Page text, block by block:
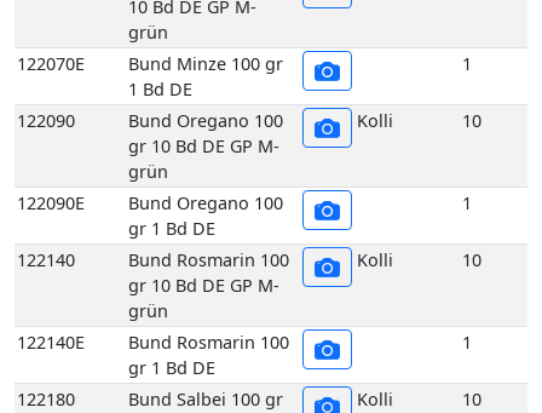
Bund Oregano 100
gr 1 Bd DE
122140
Bund Rosmarin 100
gr 10 Bd DE GP M-
grün
10
Bund Rosmarin 100
gr 1 Bd DE
122180
Bund Salbei 100 gr
10 Bd DE GP M-
grün
10
Bund Salbei 100 gr
1 Bd DE
122260
Bund Thymian 100
gr 10 Bd DE GP M-
grün
10